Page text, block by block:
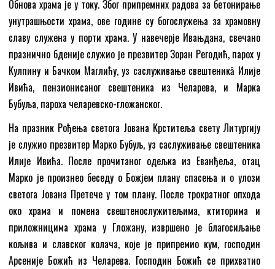
Обнова храма је у току. Због припремних радова за бетонирање
унутрашњости храма, ове године су богослужења за храмовну
славу служена у порти храма. У навечерје Ивањдана, свечано
празнично бденије служио је презвитер Зоран Регодић, парох у
Кулпину и Бачком Маглићу, уз саслуживање свештеникȃ Илије
Ивића, пензионисаног свештеника из Челарева, и Марка
Бубуља, пароха челаревско-гложанског.
На празник Рођења светога Јована Крститеља свету Литургију
је служио презвитер Марко Бубуљ, уз саслуживање свештеника
Илије Ивића. После прочитаног одељка из Еванђеља, отац
Марко је произнео беседу о Божјем плану спасења и о улози
светога Јована Претече у том плану. После трократног опхода
око храма и помена свештенослужитељима, ктиторима и
приложницима храма у Гложану, извршено је благосиљање
кољива и славског колача, које је припремио кум, господин
Арсеније Божић из Челарева. Господин Божић се прихватио